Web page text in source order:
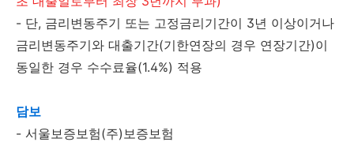
- 단, 금리변동주기 또는 고정금리기간이 3년 이상이거나
금리변동주기와 대출기간(기한연장의 경우 연장기간)이
동일한 경우 수수료율(1.4%) 적용
담보
- 서울보증보험(주)보증보험